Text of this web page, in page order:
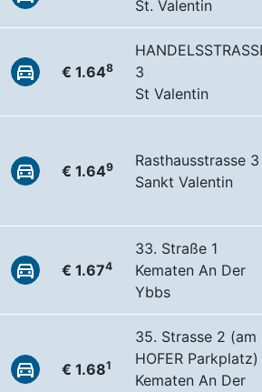
St. Valentin
€ 1.648
3
St Valentin
€ 1.649
Rasthausstrasse 3
Sankt Valentin
€ 1.674
33. Straße 1
Kematen An Der
Ybbs
€ 1.681
35. Strasse 2 (am
HOFER Parkplatz)
Kematen An Der